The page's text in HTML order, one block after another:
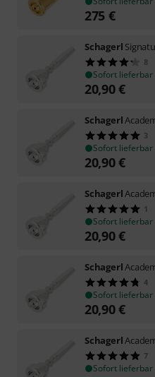
275 €
Schagerl
8
Sofort lieferbar
20,90€
Schagerl
3
Sofort lieferbar
20,90€
Schagerl
1
Sofort lieferbar
20,90€
Schagerl
4
Sofort lieferbar
20,90€
Schagerl
7
Sofort lieferbar